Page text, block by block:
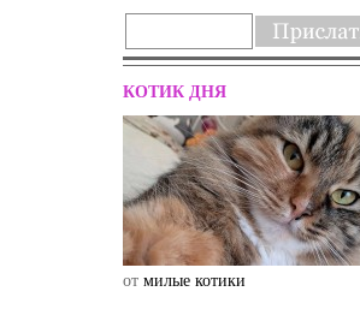
КОТИК ДНЯ
от милые котики